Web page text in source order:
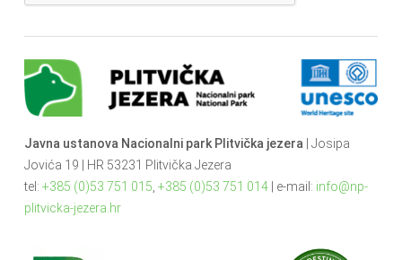
Javna ustanova Nacionalni park Plitvička jezera| Josipa
Jovića 19 | HR 53231 Plitvička Jezera
tel: +385 (0)53 751 015, +385 (0)53 751 014| e-mail: info@np-
plitvicka-jezera.hr